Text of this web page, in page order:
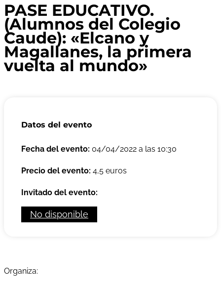
PASE EDUCATIVO.
(Alumnos del Colegio
Caude): «Elcano y
Magallanes, la primera
vuelta al mundo»
Datos del evento
Fecha del evento: 04/04/2022 a las 10:30
Precio del evento: 4,5 euros
Invitado del evento:
No disponible
Organiza: